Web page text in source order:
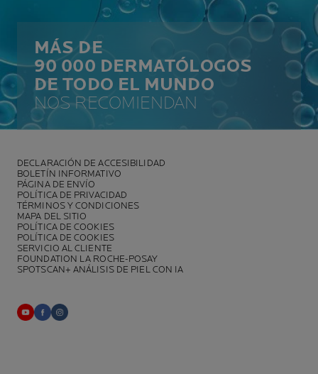
MÁS DE
90 000 DERMATÓLOGOS
DE TODO EL MUNDO
NOS RECOMIENDAN
DECLARACIÓN DE ACCESIBILIDAD
BOLETÍN INFORMATIVO
PÁGINA DE ENVÍO
POLÍTICA DE PRIVACIDAD
TÉRMINOS Y CONDICIONES
MAPA DEL SITIO
POLÍTICA DE COOKIES
POLÍTICA DE COOKIES
SERVICIO AL CLIENTE
FOUNDATION LA ROCHE-POSAY
SPOTSCAN+ ANÁLISIS DE PIEL CON IA